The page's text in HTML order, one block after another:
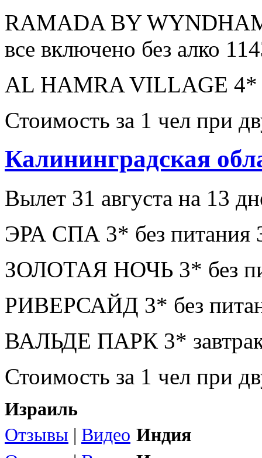
RAMADA BY
все включено без алко
AL HAMRA VILLAGE 4*
Стоимость за 1 чел при
Калининградская
Вылет 31 августа на 13
ЭРА СПА 3* без питания
ЗОЛОТАЯ НОЧЬ 3* без
РИВЕРСАЙД 3* без
ВАЛЬДЕ ПАРК 3*
Стоимость за 1 чел при
Израиль
Отзывы | Видео Индия